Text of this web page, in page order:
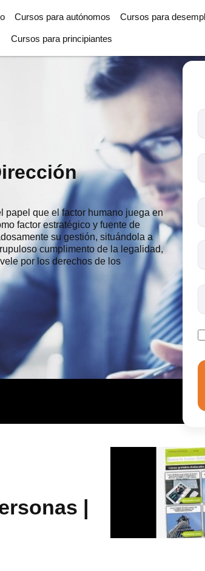
Cursos para autónomos Cursos para
Cursos para principiantes
papel que el factor humano juega en
factor estratégico y fuente de
su gestión, situándola a
cumplimento de la legalidad,
por los derechos de los
|